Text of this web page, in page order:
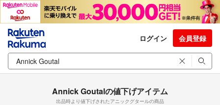
ログイン 会員登録
Annick Goutalの値下げアイテム
出品時より値下げされたアニックグタールの商品